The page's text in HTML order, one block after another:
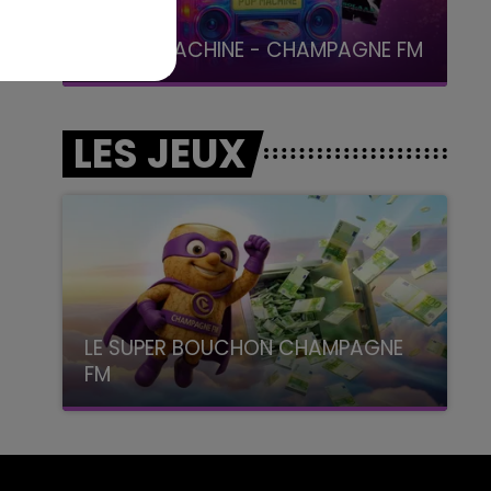
LA POP MACHINE - CHAMPAGNE FM
LES JEUX
LE SUPER BOUCHON CHAMPAGNE
FM
avec La Famille Champagne FM, à 8H10